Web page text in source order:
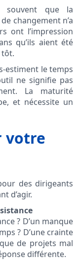
souvent que la
changement n’a
ont l’impression
qu’ils aient été
estiment le temps
ne signifie pas
La maturité
et nécessite un
votre
des dirigeants
d’agir.
? D’un manque
? D’une crainte
de projets mal
différente.